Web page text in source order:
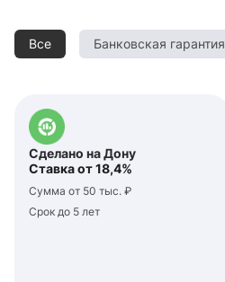
Все Банковская гарантия
Сделано на Дону
Ставка от 18,4%
Сумма от 50 тыс. ₽
Срок до 5 лет